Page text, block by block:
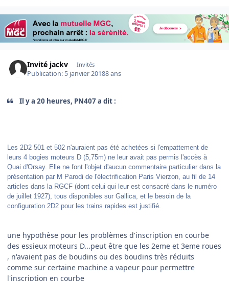
Invité jackv Invités
Publication: 5 janvier 20188 ans
Il y a 20 heures, PN407 a dit :
Les 2D2 501 et 502 n'auraient pas été achetées si l'empattement de
leurs 4 bogies moteurs D (5,75m) ne leur avait pas permis l'accès à
Quai d'Orsay. Elle ne font l'objet d'aucun commentaire particulier dans la
présentation par M Parodi de l'électrification Paris Vierzon, au fil de 14
articles dans la RGCF (dont celui qui leur est consacré dans le numéro
de juillet 1927), tous disponibles sur Gallica, et le besoin de la
configuration 2D2 pour les trains rapides est justifié.
une hypothèse pour les problèmes d'inscription en courbe
des essieux moteurs D...peut être que les 2eme et 3eme roues
, n'avaient pas de boudins ou des boudins très réduits
comme sur certaine machine a vapeur pour permettre
l'inscription en courbe